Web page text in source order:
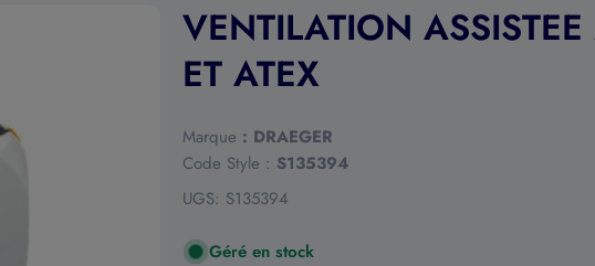
VENTILATION
ET ATEX
Marque : DRAEGER
Code Style : S135394
UGS: S135394
Géré en stock